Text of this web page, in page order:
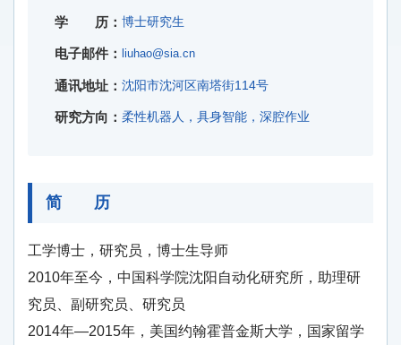
学 历： 博士研究生
电子邮件： liuhao@sia.cn
通讯地址： 沈阳市沈河区南塔街114号
研究方向： 柔性机器人，具身智能，深腔作业
简 历
工学博士，研究员，博士生导师
2010年至今， 中国科学院沈阳自动化研究所，助理研
究员、副研究员、研究员
2014年—2015年，美国约翰霍普金斯大学 ，国家留学